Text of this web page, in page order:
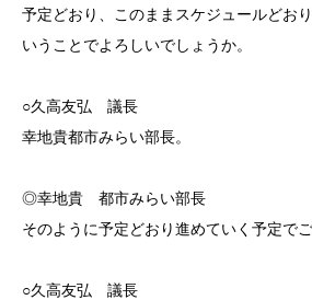
予定どおり、このままスケジュールどお
いうことでよろしいでしょうか。
○久高友弘 議長
幸地貴都市みらい部長。
◎幸地貴 都市みらい部長
そのように予定どおり進めていく予定でご
○久高友弘 議長